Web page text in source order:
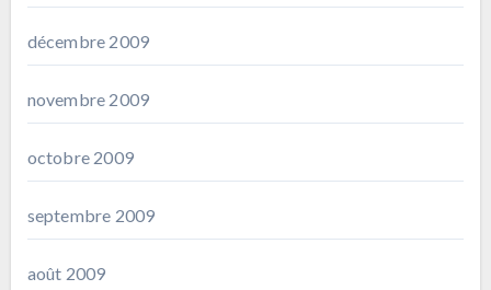
décembre 2009
novembre 2009
octobre 2009
septembre 2009
août 2009